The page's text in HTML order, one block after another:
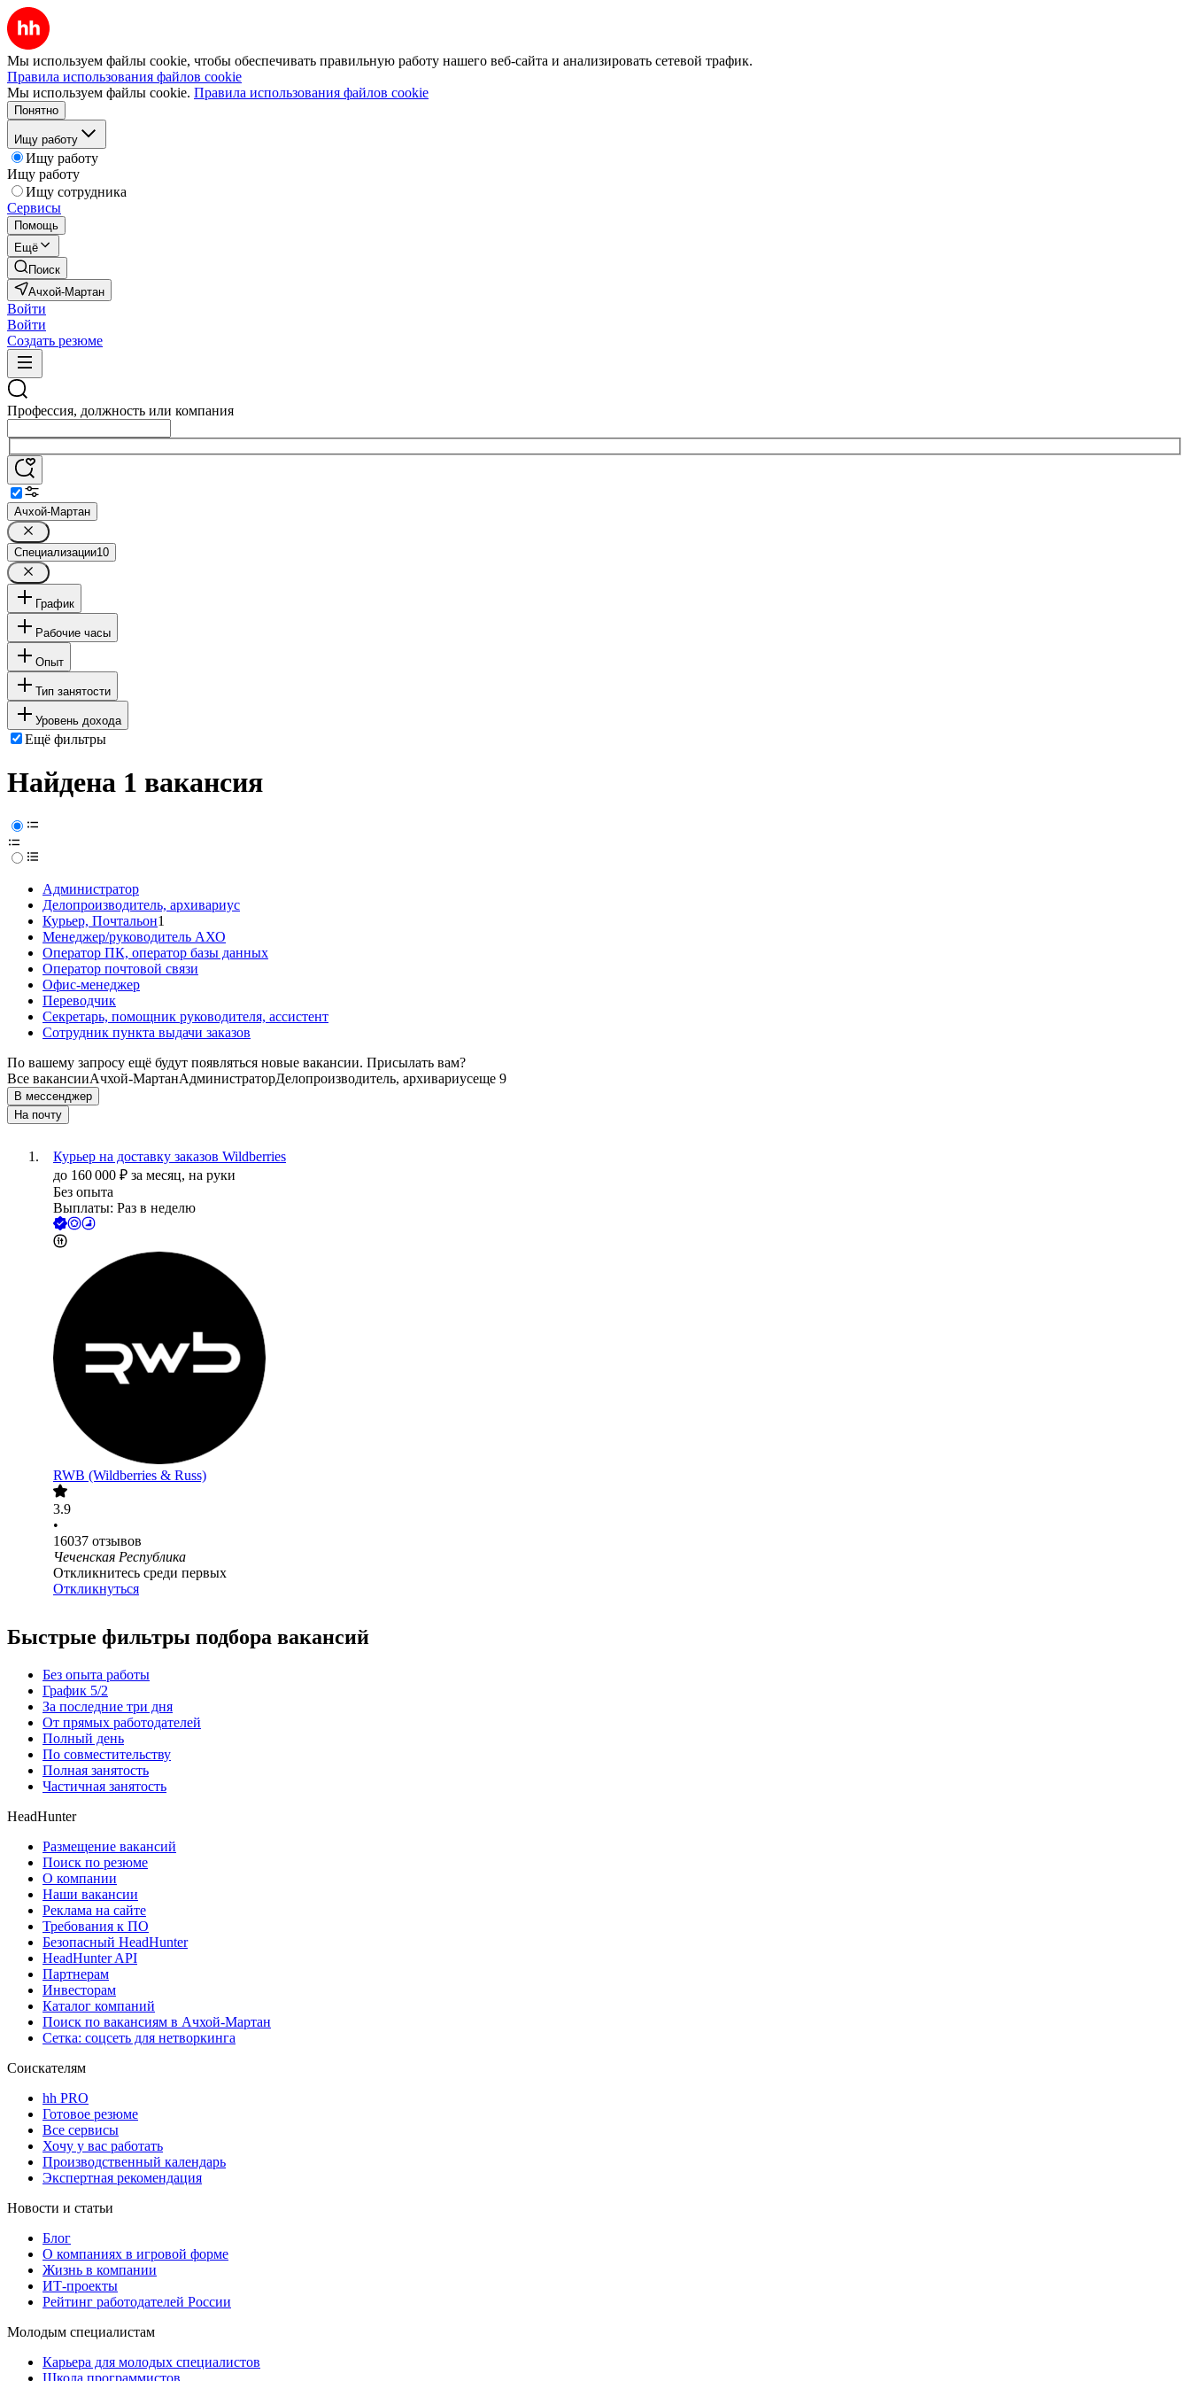
Мы используем файлы cookie, чтобы обеспечивать правильную работу нашего веб-сайта и анализировать сетевой трафик.
Правила использования файлов cookie
Мы используем файлы cookie. Правила использования файлов cookie
Понятно
Ищу работу
Ищу работу
Ищу работу
Ищу сотрудника
Сервисы
Помощь
Ещё
Поиск
Ачхой-Мартан
Войти
Войти
Создать резюме
Профессия, должность или компания
Ачхой-Мартан
Специализации10
График
Рабочие часы
Опыт
Тип занятости
Уровень дохода
Ещё фильтры
Найдена 1 вакансия
Администратор
Делопроизводитель, архивариус
Курьер, Почтальон1
Менеджер/руководитель АХО
Оператор ПК, оператор базы данных
Оператор почтовой связи
Офис-менеджер
Переводчик
Секретарь, помощник руководителя, ассистент
Сотрудник пункта выдачи заказов
По вашему запросу ещё будут появляться новые вакансии. Присылать вам?
Все вакансииАчхой-МартанАдминистраторДелопроизводитель, архивариусеще 9
В мессенджер
На почту
Курьер на доставку заказов Wildberries
до 160 000 ₽ за месяц, на руки
Без опыта
Выплаты: Раз в неделю
RWB (Wildberries & Russ)
3.9
•
16037 отзывов
Чеченская Республика
Откликнитесь среди первых
Откликнуться
Быстрые фильтры подбора вакансий
Без опыта работы
График 5/2
За последние три дня
От прямых работодателей
Полный день
По совместительству
Полная занятость
Частичная занятость
HeadHunter
Размещение вакансий
Поиск по резюме
О компании
Наши вакансии
Реклама на сайте
Требования к ПО
Безопасный HeadHunter
HeadHunter API
Партнерам
Инвесторам
Каталог компаний
Поиск по вакансиям в Ачхой-Мартан
Сетка: соцсеть для нетворкинга
Соискателям
hh PRO
Готовое резюме
Все сервисы
Хочу у вас работать
Производственный календарь
Экспертная рекомендация
Новости и статьи
Блог
О компаниях в игровой форме
Жизнь в компании
ИТ-проекты
Рейтинг работодателей России
Молодым специалистам
Карьера для молодых специалистов